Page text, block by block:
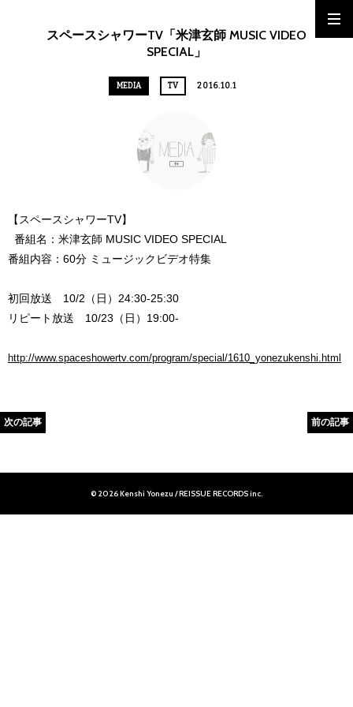
スペースシャワーTV「米津玄師 MUSIC VIDEO
SPECIAL」
MEDIA TV 2016.10.1
【スペースシャワーTV】
番組名：米津玄師 MUSIC VIDEO SPECIAL
番組内容：60分 ミュージックビデオ特集
初回放送 10/2（日）24:30-25:30
リピート放送 10/23（日）19:00-
http://www.spaceshowertv.com/program/special/1610_yonezukenshi.html
次の記事 前の記事
© 2026 Kenshi Yonezu / REISSUE RECORDS inc.